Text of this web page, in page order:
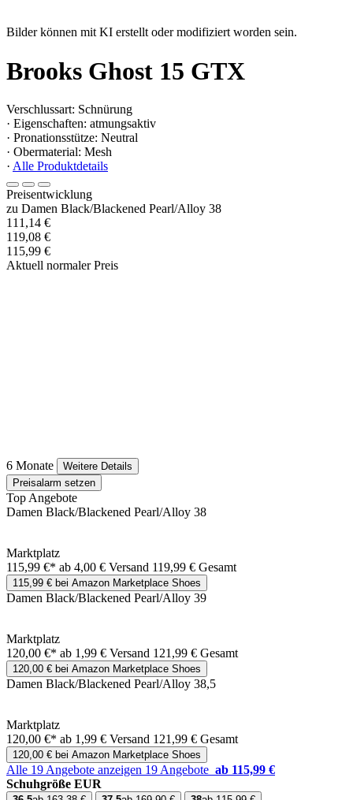
Bilder können mit KI erstellt oder modifiziert worden sein.
Brooks Ghost 15 GTX
Verschlussart: Schnürung
· Eigenschaften: atmungsaktiv
· Pronationsstütze: Neutral
· Obermaterial: Mesh
· Alle Produktdetails
Preisentwicklung
zu Damen Black/Blackened Pearl/Alloy 38
111,14 €
119,08 €
115,99 €
Aktuell normaler Preis
6 Monate
Weitere Details
Preisalarm setzen
Top Angebote
Damen Black/Blackened Pearl/Alloy 38
Marktplatz
115,99 €* ab 4,00 € Versand 119,99 € Gesamt
115,99 € bei Amazon Marketplace Shoes
Damen Black/Blackened Pearl/Alloy 39
Marktplatz
120,00 €* ab 1,99 € Versand 121,99 € Gesamt
120,00 € bei Amazon Marketplace Shoes
Damen Black/Blackened Pearl/Alloy 38,5
Marktplatz
120,00 €* ab 1,99 € Versand 121,99 € Gesamt
120,00 € bei Amazon Marketplace Shoes
Alle 19 Angebote anzeigen 19 Angebote ab 115,99 €
Schuhgröße EUR